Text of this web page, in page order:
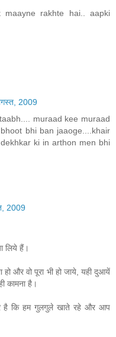
rakhte hai.. aapki
2009
muraad kee muraad
bhi ban jaaoge....khair
ki in arthon men bhi
2009
लिये हैं।
और वो पूरा भी हो जाये, यही दुआयें
कामना है।
है कि हम गुलगुले खाते रहे और आप